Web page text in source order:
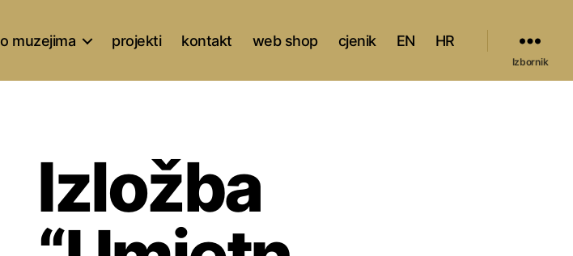
o muzejima projekti kontakt web shop cjenik EN HR
Izbornik
Izložba